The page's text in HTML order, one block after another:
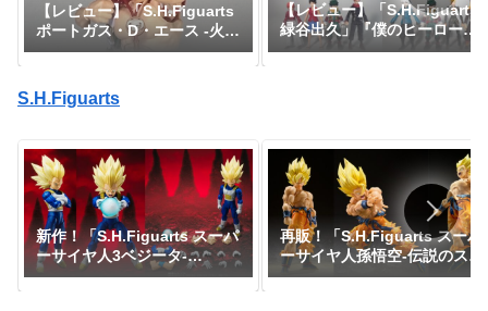
【レビュー】「S.H.Figuarts
ポートガス・D・エース -火
拳-」『ワンピース』
【レビュー】「S.H.Figuarts
緑谷出久」『僕のヒーローア
カデミア』
S.H.Figuarts
新作！「S.H.Figuarts スーパ
ーサイヤ人3ベジータ-
DAIMA-」がプレミアムバン
再販！「S.H.Figuarts スーパ
ーサイヤ人孫悟空-伝説のスー
パーサイヤ人-」が一般販売で